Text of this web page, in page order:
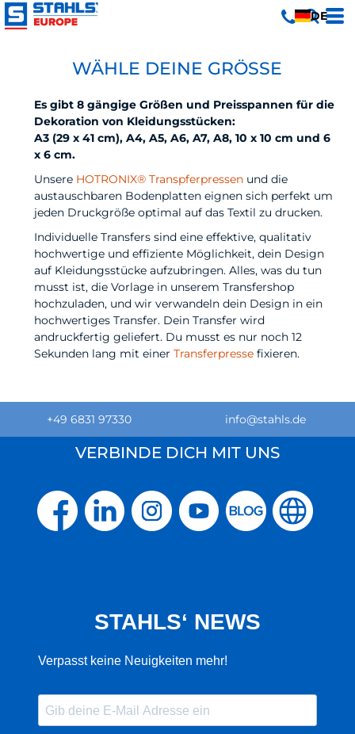
WÄHLE DEINE GRÖSSE
Es gibt 8 gängige Größen und Preisspannen für die
Dekoration von Kleidungsstücken:
A3 (29 x 41 cm), A4, A5, A6, A7, A8, 10 x 10 cm und 6
x 6 cm.
Unsere HOTRONIX® Transpferpressen und die
austauschbaren Bodenplatten eignen sich perfekt um
jeden Druckgröße optimal auf das Textil zu drucken.
Individuelle Transfers sind eine effektive, qualitativ
hochwertige und effiziente Möglichkeit, dein Design
auf Kleidungsstücke aufzubringen. Alles, was du tun
musst ist, die Vorlage in unserem Transfershop
hochzuladen, und wir verwandeln dein Design in ein
hochwertiges Transfer. Dein Transfer wird
andruckfertig geliefert. Du musst es nur noch 12
Sekunden lang mit einerTransferpresse fixieren.
+49 6831 97330 info@stahls.de
VERBINDE DICH MIT UNS
DE